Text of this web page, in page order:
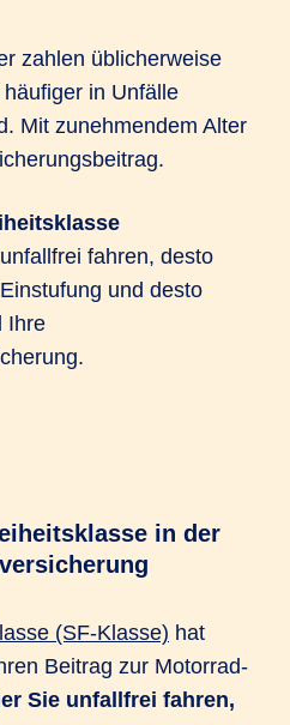
zahlen üblicherweise
in Unfälle
Mit zunehmendem Alter
fahren, desto
und desto
Ihre
in der
(SF-Klasse) hat
Beitrag zur Motorrad-
Sie unfallfrei fahren,